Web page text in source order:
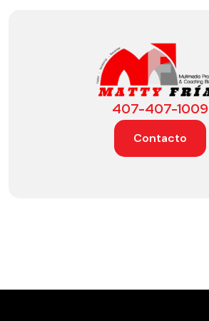
407-407-1009
Contacto